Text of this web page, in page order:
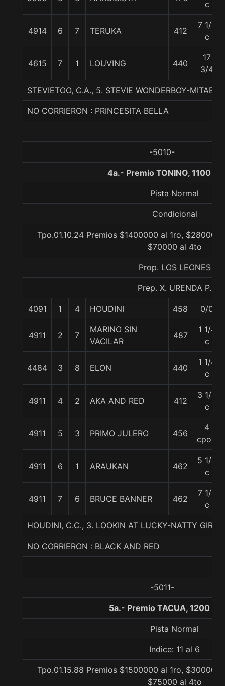
c
4914 6 7 TERUKA 412
7 1/4
c
4615 7 1 LOUVING 440
17
3/4
STEVIETOO, C.A., 5. STEVIE WONDERBOY-
NO CORRIERON : PRINCESITA BELLA
-5010-
4a.- Premio TONINO, 1100
Pista Normal
Condicional
Tpo.01.10.24 Premios $1400000 al 1ro,
$70000 al 4to
Prop. LOS LEONES
Prep. X. URENDA P.
4091 1 4 HOUDINI 458 0/0
4911 2 7
MARINO SIN
VACILAR
487
1 1/4
c
4484 3 8 ELON 440
1 1/4
c
4911 4 2 AKA AND RED 412
3 1/2
c
4911 5 3 PRIMO JULERO 456
4
cpos.
4911 6 1 ARAUKAN 462
5 1/4
c
4911 7 6 BRUCE BANNER 462
7 1/4
c
HOUDINI, C.C., 3. LOOKIN AT LUCKY-NATTY GIRL-
NO CORRIERON : BLACK AND RED
-5011-
5a.- Premio TACUA, 1200
Pista Normal
Indice: 11 al 6
Tpo.01.15.88 Premios $1500000 al 1ro,
$75000 al 4to